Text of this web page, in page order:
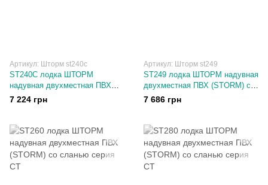
Артикул: Шторм st240с
ST240С лодка ШТОРМ
надувная двухместная ПВХ
(STORM) со сланью серия СТ
7 224 грн
Артикул: Шторм st249
ST249 лодка ШТОРМ надувная
двухместная ПВХ (STORM) со
сланью серия СТ
7 686 грн